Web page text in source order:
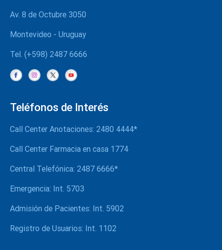
Av. 8 de Octubre 3050
Montevideo - Uruguay
Tel. (+598) 2487 6666
Teléfonos de Interés
Call Center Anotaciones: 2480 4444*
Call Center Farmacia en casa 1774
Central Telefónica: 2487 6666*
Emergencia: Int. 5703
Admisión de Pacientes: Int. 5902
Registro de Usuarios: Int. 1102